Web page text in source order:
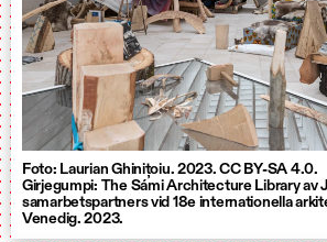
Foto: Laurian Ghinițoiu. 2023. CC BY-SA 4.0.
Girjegumpi: The Sámi Architecture Library av
samarbetspartners vid 18e internationella
Venedig. 2023.